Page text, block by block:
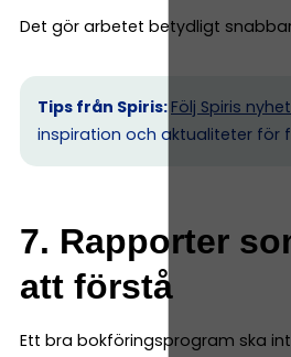
Det gör arbetet betydligt
Tips från Spiris: Följ Spiris
inspiration och aktualiteter för
7. Rapporter
att förstå
Ett bra bokföringsprogram ska